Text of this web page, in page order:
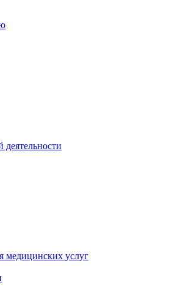
деятельности
медицинских услуг